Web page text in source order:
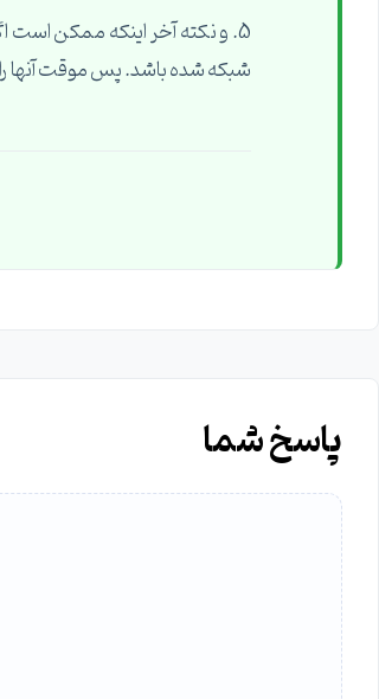
5. و نکته آخر اینکه ممکن است
شبکه شده باشد. پس موقت آنها را
پاسخ شما